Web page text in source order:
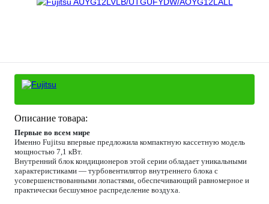
Описание товара:
Первые во всем мире
Именно Fujitsu впервые предложила компактную кассетную модель
мощностью 7,1 кВт.
Внутренний блок кондиционеров этой серии обладает уникальными
характеристиками — турбовентилятор внутреннего блока с
усовершенствованными лопастями, обеспечивающий равномерное и
практически бесшумное распределение воздуха.